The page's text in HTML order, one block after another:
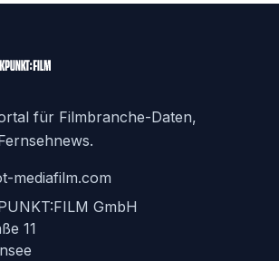
für Filmbranche-Daten,
mediafilm.com
GmbH
11